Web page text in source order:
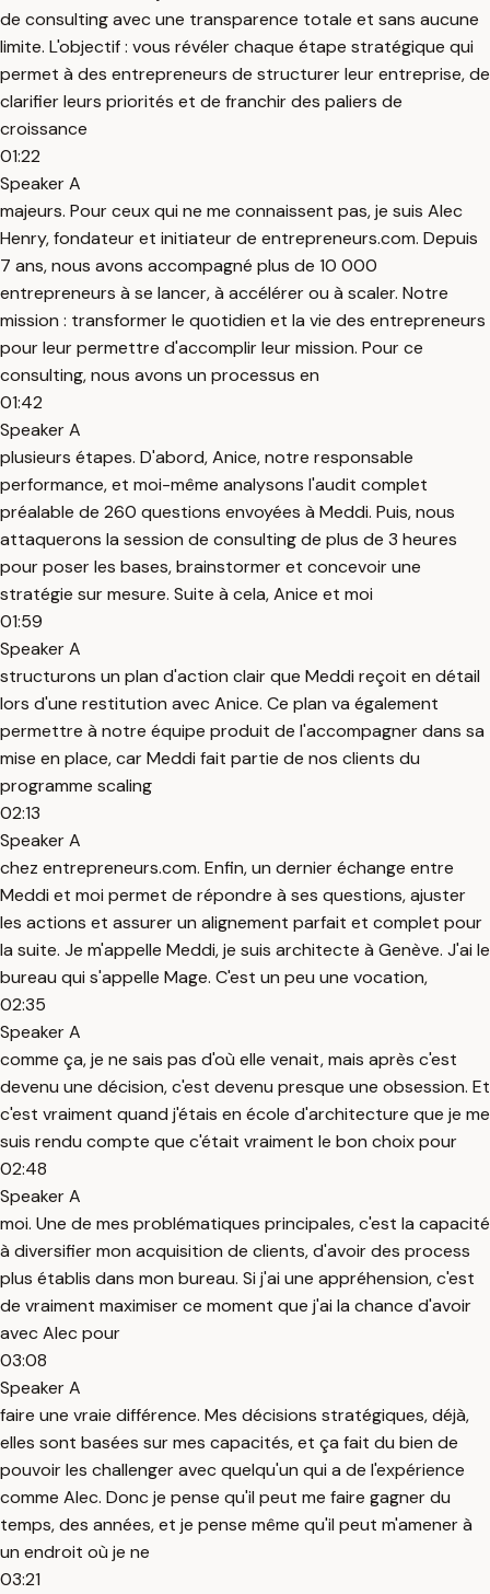
de consulting avec une transparence totale et sans aucune
limite. L'objectif : vous révéler chaque étape stratégique qui
permet à des entrepreneurs de structurer leur entreprise, de
clarifier leurs priorités et de franchir des paliers de
croissance
01:22
Speaker A
majeurs. Pour ceux qui ne me connaissent pas, je suis Alec
Henry, fondateur et initiateur de entrepreneurs.com. Depuis
7 ans, nous avons accompagné plus de 10 000
entrepreneurs à se lancer, à accélérer ou à scaler. Notre
mission : transformer le quotidien et la vie des entrepreneurs
pour leur permettre d'accomplir leur mission. Pour ce
consulting, nous avons un processus en
01:42
Speaker A
plusieurs étapes. D'abord, Anice, notre responsable
performance, et moi-même analysons l'audit complet
préalable de 260 questions envoyées à Meddi. Puis, nous
attaquerons la session de consulting de plus de 3 heures
pour poser les bases, brainstormer et concevoir une
stratégie sur mesure. Suite à cela, Anice et moi
01:59
Speaker A
structurons un plan d'action clair que Meddi reçoit en détail
lors d'une restitution avec Anice. Ce plan va également
permettre à notre équipe produit de l'accompagner dans sa
mise en place, car Meddi fait partie de nos clients du
programme scaling
02:13
Speaker A
chez entrepreneurs.com. Enfin, un dernier échange entre
Meddi et moi permet de répondre à ses questions, ajuster
les actions et assurer un alignement parfait et complet pour
la suite. Je m'appelle Meddi, je suis architecte à Genève. J'ai le
bureau qui s'appelle Mage. C'est un peu une vocation,
02:35
Speaker A
comme ça, je ne sais pas d'où elle venait, mais après c'est
devenu une décision, c'est devenu presque une obsession. Et
c'est vraiment quand j'étais en école d'architecture que je me
suis rendu compte que c'était vraiment le bon choix pour
02:48
Speaker A
moi. Une de mes problématiques principales, c'est la capacité
à diversifier mon acquisition de clients, d'avoir des process
plus établis dans mon bureau. Si j'ai une appréhension, c'est
de vraiment maximiser ce moment que j'ai la chance d'avoir
avec Alec pour
03:08
Speaker A
faire une vraie différence. Mes décisions stratégiques, déjà,
elles sont basées sur mes capacités, et ça fait du bien de
pouvoir les challenger avec quelqu'un qui a de l'expérience
comme Alec. Donc je pense qu'il peut me faire gagner du
temps, des années, et je pense même qu'il peut m'amener à
un endroit où je ne
03:21